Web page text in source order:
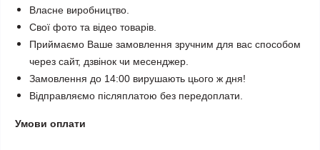
Власне виробництво.
Свої фото та відео товарів.
Приймаємо Ваше замовлення зручним для вас способом
через сайт, дзвінок чи месенджер.
Замовлення до 14:00 вирушають цього ж дня!
Відправляємо післяплатою без передоплати.
Умови оплати